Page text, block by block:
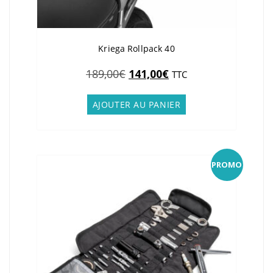
Kriega Rollpack 40
189,00€ Le
initial
était :
141,00€Le
actuel
est :
TTC
AJOUTER AU PANIER
PROMO